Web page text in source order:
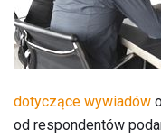
dotyczące wywiadów
od respondentów